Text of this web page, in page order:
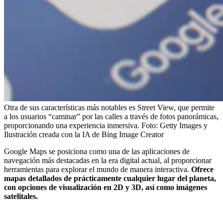
Otra de sus características más notables es Street View, que permite
a los usuarios “caminar” por las calles a través de fotos panorámicas,
proporcionando una experiencia inmersiva. Foto: Getty Images y
Ilustración creada con la IA de Bing Image Creator
Google Maps se posiciona como una de las aplicaciones de
navegación más destacadas en la era digital actual, al proporcionar
herramientas para explorar el mundo de manera interactiva. Ofrece
mapas detallados de prácticamente cualquier lugar del planeta,
con opciones de visualización en 2D y 3D, así como imágenes
satelitales.